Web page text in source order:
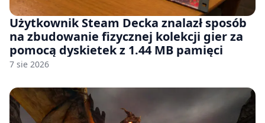
Użytkownik Steam Decka znalazł sposób
na zbudowanie fizycznej kolekcji gier za
pomocą dyskietek z 1.44 MB pamięci
7 sie 2026